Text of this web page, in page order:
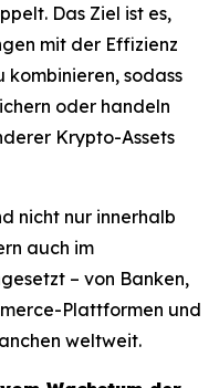
Das Ziel ist es,
mit der Effizienz
kombinieren, sodass
oder handeln
Krypto-Assets
nicht nur innerhalb
auch im
– von Banken,
Plattformen und
weltweit.